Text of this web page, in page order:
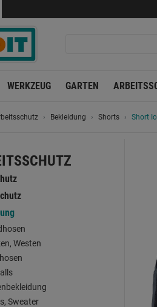
WERKZEUG GARTEN
Bekleidung Shorts Short
Westen
Sweater